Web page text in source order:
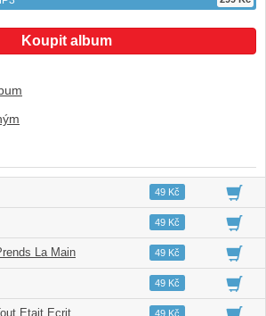
Koupit album
03:2649 Kč
03:4549 Kč
La Main 02:4349 Kč
03:1449 Kč
Etait Ecrit 03:3149 Kč